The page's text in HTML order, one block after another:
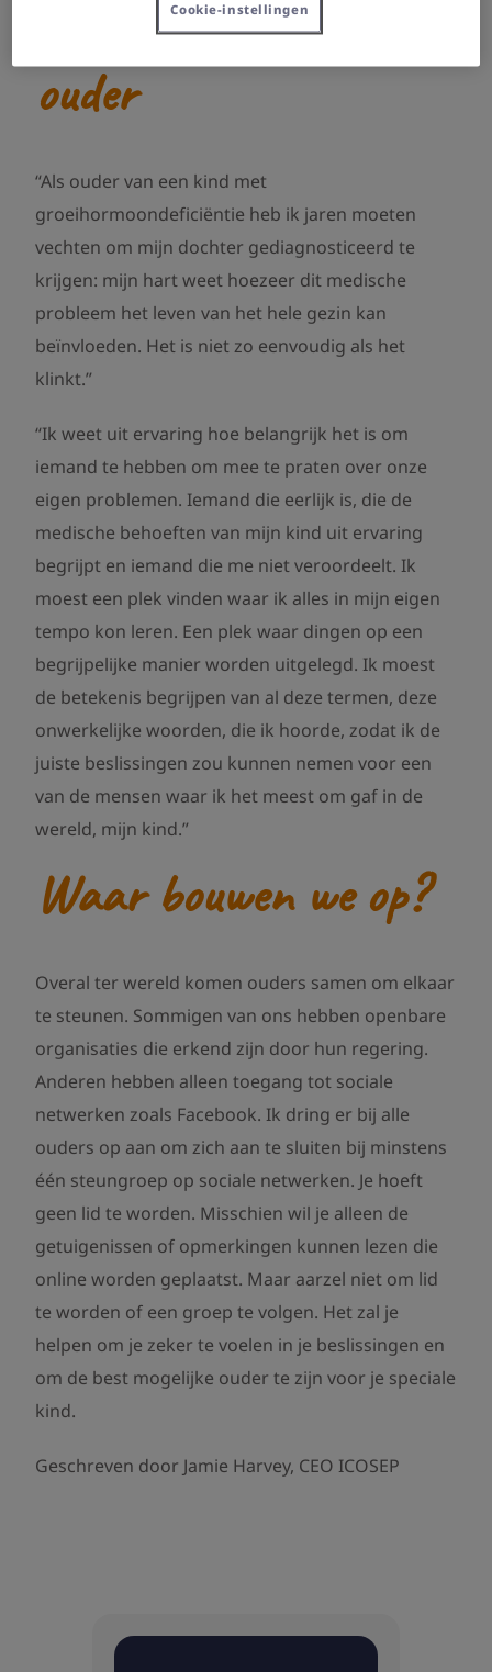
De ervaring van een
ouder
“Als ouder van een kind met
groeihormoondeficiëntie heb ik jaren moeten
vechten om mijn dochter gediagnosticeerd te
krijgen: mijn hart weet hoezeer dit medische
probleem het leven van het hele gezin kan
beïnvloeden. Het is niet zo eenvoudig als het
klinkt.”
“Ik weet uit ervaring hoe belangrijk het is om
iemand te hebben om mee te praten over onze
eigen problemen. Iemand die eerlijk is, die de
medische behoeften van mijn kind uit ervaring
begrijpt en iemand die me niet veroordeelt. Ik
moest een plek vinden waar ik alles in mijn eigen
tempo kon leren. Een plek waar dingen op een
begrijpelijke manier worden uitgelegd. Ik moest
de betekenis begrijpen van al deze termen, deze
onwerkelijke woorden, die ik hoorde, zodat ik de
juiste beslissingen zou kunnen nemen voor een
van de mensen waar ik het meest om gaf in de
wereld, mijn kind.”
Waar bouwen we op?
Overal ter wereld komen ouders samen om elkaar
te steunen. Sommigen van ons hebben openbare
organisaties die erkend zijn door hun regering.
Anderen hebben alleen toegang tot sociale
netwerken zoals Facebook. Ik dring er bij alle
ouders op aan om zich aan te sluiten bij minstens
één steungroep op sociale netwerken. Je hoeft
geen lid te worden. Misschien wil je alleen de
getuigenissen of opmerkingen kunnen lezen die
online worden geplaatst. Maar aarzel niet om lid
te worden of een groep te volgen. Het zal je
helpen om je zeker te voelen in je beslissingen en
om de best mogelijke ouder te zijn voor je speciale
kind.
Geschreven door Jamie Harvey, CEO ICOSEP
Cookie-instellingen